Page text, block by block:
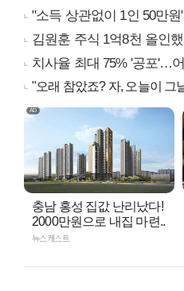
"소득 상관없이 1인 50만
김원훈 주식 1억8천 올인
치사율 최대 75% '공포'…
"오래 참았죠? 자, 오늘이 그
충남 홍성 집값 난리났다!
2000만원으로 내집 마련..
뉴스캐스트